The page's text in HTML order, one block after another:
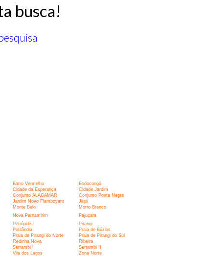
busca!
Barro Vermelho
Bodocongó
Cidade da Esperança
Cidade Jardim
Conjunto ALAGAMAR
Conjunto Ponta Negra
Jardim Novo Flamboyant
Jiqui
Monte Belo
Morro Branco
Nova Parnamirim
Pajuçara
Petrópolis
Pirangi
Potilândia
Praia de Búzios
Praia de Pirangi do Norte
Praia de Pirangi do Sul
Redinha Nova
Ribeira
Serrambi I
Serrambi II
Vila dos Lagos Zona Norte